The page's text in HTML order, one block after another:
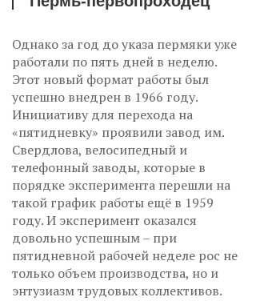
Однако за год до указа пермяки уже
работали по пять дней в неделю.
Этот новый формат работы был
успешно внедрен в 1966 году.
Инициативу для перехода на
«пятидневку» проявили завод им.
Свердлова, велосипедный и
телефонный заводы, которые в
порядке эксперимента перешли на
такой график работы ещё в 1959
году. И эксперимент оказался
довольно успешным – при
пятидневной рабочей неделе рос не
только объем производства, но и
энтузиазм трудовых коллективов.